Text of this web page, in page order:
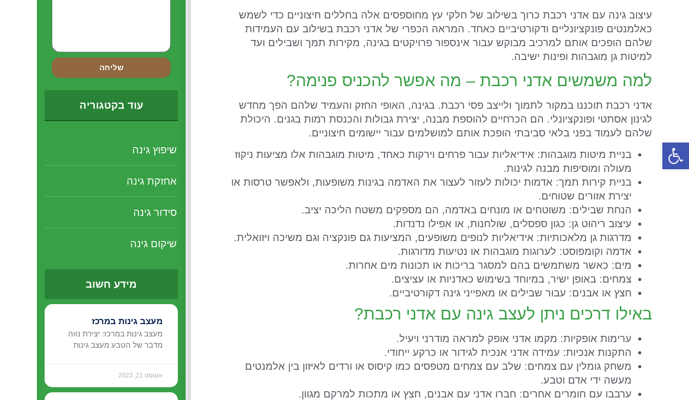
עיצוב גינה עם אדני רכבת כרוך בשילוב של חלקי עץ מחוספסים אלה בחללים חיצוניים כדי לשמש
כאלמנטים פונקציונליים ודקורטיביים כאחד. המראה הכפרי של אדני רכבת בשילוב עם העמידות
שלהם הופכים אותם למרכיב מבוקש עבור אינספור פרויקטים בגינה, מקירות תמך ושבילים ועד
למיטות גן מוגבהות ופינות ישיבה.
למה משמשים אדני רכבת – מה אפשר להכניס פנימה?
אדני רכבת תוכננו במקור לתמוך ולייצב פסי רכבת. בגינה, האופי החזק והעמיד שלהם הפך מחדש
לגינון אסתטי ופונקציונלי. הם הכרחיים להוספת מבנה, יצירת גבולות והכנסת רמות בגנים. היכולת
שלהם לעמוד בפני בלאי סביבתי הופכת אותם למושלמים עבור יישומים חיצוניים.
בניית מיטות מוגבהות: אידיאליות עבור פרחים וירקות כאחד, מיטות מוגבהות אלו מציעות ניקוז
מעולה ומוסיפות מבנה לגינות.
בניית קירות תמך: אדמות יכולות לעזור לעצור את האדמה בגינות משופעות, ולאפשר טרסות או
יצירת אזורים שטוחים.
הנחת שבילים: משוטחים או מונחים באדמה, הם מספקים משטח הליכה יציב.
עיצוב ריהוט גן: כגון ספסלים, שולחנות, או אפילו נדנדות.
מדרגות גן מלאכותיות: אידיאליות לנופים משופעים, המציעות גם פונקציה וגם משיכה ויזואלית.
אדמה וקומפוסט: לערוגות מוגבהות או נטיעות מדורגות.
מים: כאשר משתמשים בהם למסגר בריכות או תכונות מים אחרות.
צמחים: באופן ישיר, במיוחד בשימוש כאדניות או עציצים.
חצץ או אבנים: עבור שבילים או מאפייני גינה דקורטיביים.
באילו דרכים ניתן לעצב גינה עם אדני רכבת?
ערימות אופקיות: מקמו אדני אופק למראה מודרני ויעיל.
התקנות אנכיות: עמידה אדני אנכית לגידור או כרקע ייחודי.
משחק גומלין עם צמחים: שלב עם צמחים מטפסים כמו קיסוס או ורדים לאיזון בין אלמנטים
מעשה ידי אדם וטבע.
ערבבו עם חומרים אחרים: חברו אדני עם אבנים, חצץ או מתכות למרקם מגוון.
שליחה
עוד בקטגוריה
שיפוץ גינה
אחזקת גינה
סידור גינה
שיקום גינה
מידע חשוב
מעצב גינות במרכז
מעצב גינות במרכז: יצירת נווה
מדבר של הטבע מעצב גינות
אוגוסט 21, 2023
פתח סרגל נגישות